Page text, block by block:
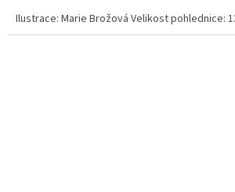
Ilustrace: Marie Brožová Velikost pohlednice: